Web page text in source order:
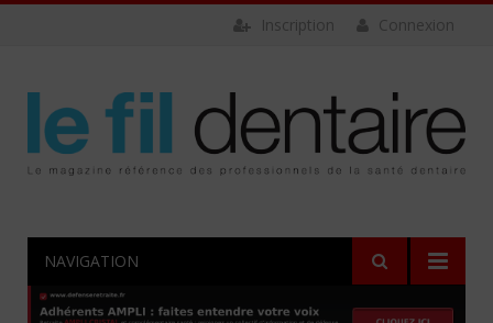
Connexion
Inscription
NAVIGATION